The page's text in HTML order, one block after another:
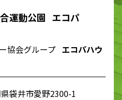
運動公園 エコパ
協会グループ エコパハウ
袋井市愛野2300-1